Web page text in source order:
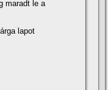
maradt le a
lapot